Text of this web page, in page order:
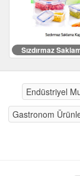
Sızdırmaz
Endüstriyel
Gastronom